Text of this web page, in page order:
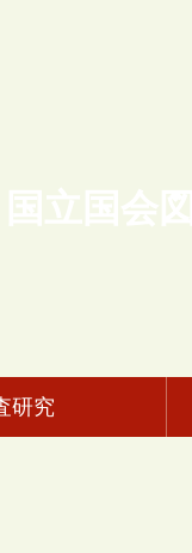
立国会
研究